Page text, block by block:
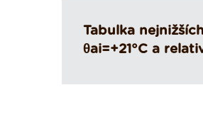
Tabulka
θai=+21°C a